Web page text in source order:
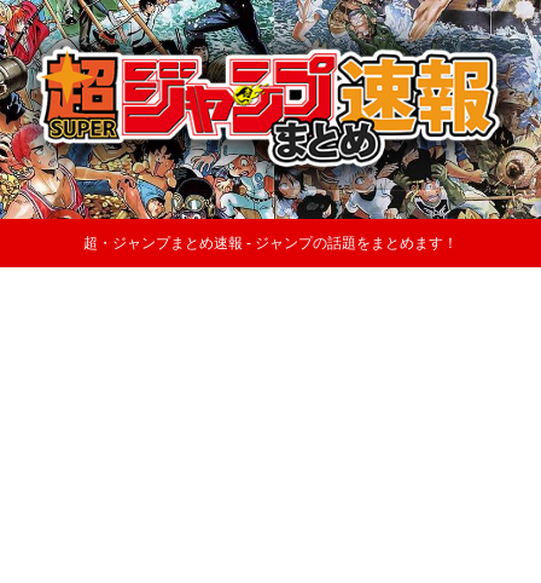
超・ジャンプまとめ速報 - ジャンプの話題をまとめます！